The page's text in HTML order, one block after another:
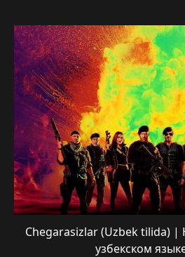
Chegarasizlar (Uzbek tilida)
узбекском